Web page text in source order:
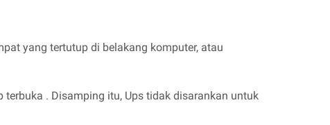
yang tertutup di belakang komputer, atau
. Disamping itu, Ups tidak disarankan untuk